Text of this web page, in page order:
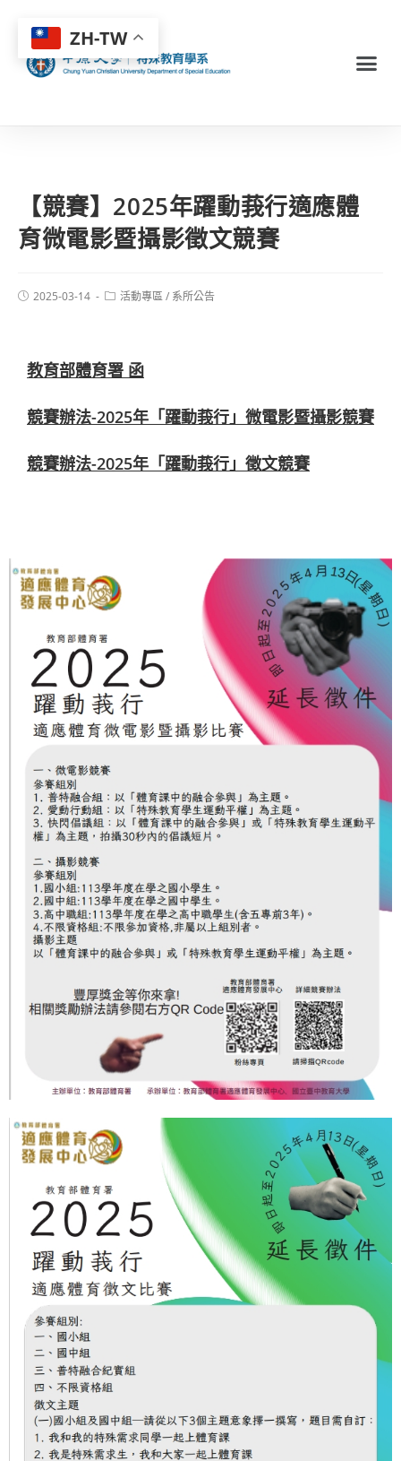
【競賽】2025年躍動莪行適應體
育微電影暨攝影徵文競賽
2025-03-14 活動專區/ 系所公告
教育部體育署 函
競賽辦法-2025年「躍動莪行」微電影暨攝影競賽
競賽辦法-2025年「躍動莪行」徵文競賽
ZH-TW